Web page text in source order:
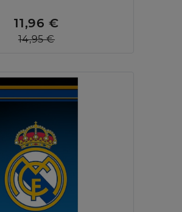
11,96 €
14,95 €